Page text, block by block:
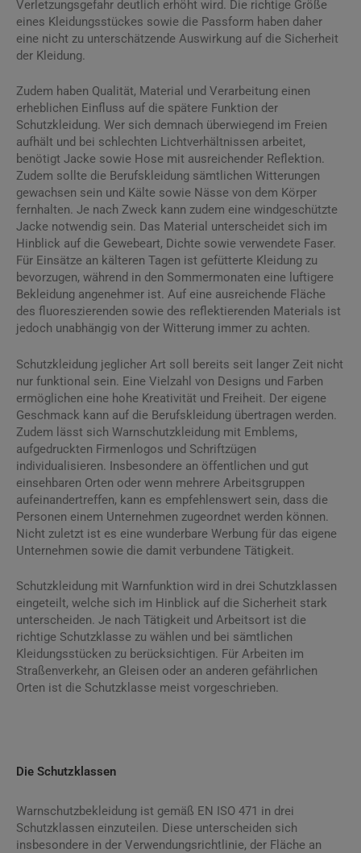
Verletzungsgefahr deutlich erhöht wird. Die richtige Größe
eines Kleidungsstückes sowie die Passform haben daher
eine nicht zu unterschätzende Auswirkung auf die Sicherheit
der Kleidung.
Zudem haben Qualität, Material und Verarbeitung einen
erheblichen Einfluss auf die spätere Funktion der
Schutzkleidung. Wer sich demnach überwiegend im Freien
aufhält und bei schlechten Lichtverhältnissen arbeitet,
benötigt Jacke sowie Hose mit ausreichender Reflektion.
Zudem sollte die Berufskleidung sämtlichen Witterungen
gewachsen sein und Kälte sowie Nässe von dem Körper
fernhalten. Je nach Zweck kann zudem eine windgeschützte
Jacke notwendig sein. Das Material unterscheidet sich im
Hinblick auf die Gewebeart, Dichte sowie verwendete Faser.
Für Einsätze an kälteren Tagen ist gefütterte Kleidung zu
bevorzugen, während in den Sommermonaten eine luftigere
Bekleidung angenehmer ist. Auf eine ausreichende Fläche
des fluoreszierenden sowie des reflektierenden Materials ist
jedoch unabhängig von der Witterung immer zu achten.
Schutzkleidung jeglicher Art soll bereits seit langer Zeit nicht
nur funktional sein. Eine Vielzahl von Designs und Farben
ermöglichen eine hohe Kreativität und Freiheit. Der eigene
Geschmack kann auf die Berufskleidung übertragen werden.
Zudem lässt sich Warnschutzkleidung mit Emblems,
aufgedruckten Firmenlogos und Schriftzügen
individualisieren. Insbesondere an öffentlichen und gut
einsehbaren Orten oder wenn mehrere Arbeitsgruppen
aufeinandertreffen, kann es empfehlenswert sein, dass die
Personen einem Unternehmen zugeordnet werden können.
Nicht zuletzt ist es eine wunderbare Werbung für das eigene
Unternehmen sowie die damit verbundene Tätigkeit.
Schutzkleidung mit Warnfunktion wird in drei Schutzklassen
eingeteilt, welche sich im Hinblick auf die Sicherheit stark
unterscheiden. Je nach Tätigkeit und Arbeitsort ist die
richtige Schutzklasse zu wählen und bei sämtlichen
Kleidungsstücken zu berücksichtigen. Für Arbeiten im
Straßenverkehr, an Gleisen oder an anderen gefährlichen
Orten ist die Schutzklasse meist vorgeschrieben.
Die Schutzklassen
Warnschutzbekleidung ist gemäß EN ISO 471 in drei
Schutzklassen einzuteilen. Diese unterscheiden sich
insbesondere in der Verwendungsrichtlinie, der Fläche an